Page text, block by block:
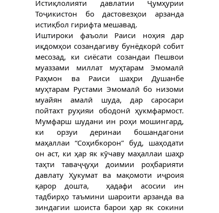
Истиқлолияти давлатии Ҷумҳурии
Тоҷикистон бо дастовезҳои арзанда
истиқбол гирифта мешавад.
Иштироки фаъоли Раиси ноҳия дар
иқдомҳои созандагиву бунёдкорӣ собит
месозад, ки сиёсати созандаи Пешвои
муаззами миллат муҳтарам Эмомалӣ
Раҳмон ва Раиси шаҳри Душанбе
муҳтарам Рустами Эмомалӣ бо низоми
муайян амалӣ шуда, дар саросари
пойтахт руҳияи ободонӣ ҳукмфармост.
Мумфарш шудани ин роҳи мошингард,
ки орзуи деринаи бошандагони
маҳаллаи “Соҳибкорон” буд, шаҳодати
он аст, ки ҳар як кӯчаву маҳаллаи шаҳр
таҳти таваҷҷуҳи доимии роҳбарияти
давлату Ҳукумат ва мақомоти иҷроия
қарор дошта,  ҳадафи асосии ин
тадбирҳо таъмини шароити арзанда ва
зиндагии шоиста барои ҳар як сокини